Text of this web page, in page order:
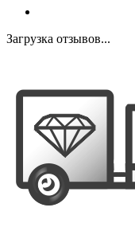
Загрузка отзывов...